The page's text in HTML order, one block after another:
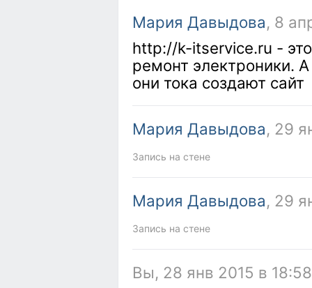
Мария Давыдова, 8
http://k-itservice.ru -
ремонт электроники.
они тока создают сайт
Мария Давыдова, 29
Запись на стене
Мария Давыдова, 29
Запись на стене
Вы, 28 янв 2015 в